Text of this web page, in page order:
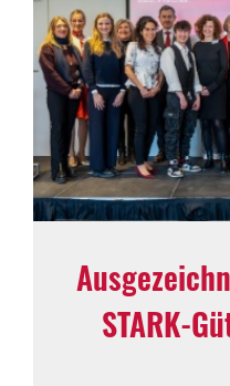
STARK-​